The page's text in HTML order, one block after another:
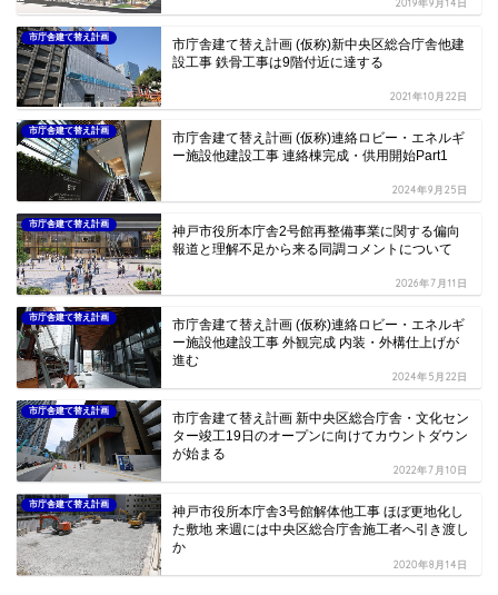
2019年9月14日
市庁舎建て替え計画
市庁舎建て替え計画 (仮称)新中央区総合庁舎他建
設工事 鉄骨工事は9階付近に達する
2021年10月22日
市庁舎建て替え計画
市庁舎建て替え計画 (仮称)連絡ロビー・エネルギ
ー施設他建設工事 連絡棟完成・供用開始Part1
2024年9月25日
市庁舎建て替え計画
神戸市役所本庁舎2号館再整備事業に関する偏向
報道と理解不足から来る同調コメントについて
2026年7月11日
市庁舎建て替え計画
市庁舎建て替え計画 (仮称)連絡ロビー・エネルギ
ー施設他建設工事 外観完成 内装・外構仕上げが
進む
2024年5月22日
市庁舎建て替え計画
市庁舎建て替え計画 新中央区総合庁舎・文化セン
ター竣工19日のオープンに向けてカウントダウン
が始まる
2022年7月10日
市庁舎建て替え計画
神戸市役所本庁舎3号館解体他工事 ほぼ更地化し
た敷地 来週には中央区総合庁舎施工者へ引き渡し
か
2020年8月14日